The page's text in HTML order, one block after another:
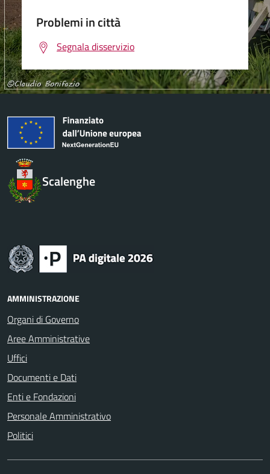
Problemi in città
Segnala disservizio
Scalenghe
AMMINISTRAZIONE
Organi di Governo
Aree Amministrative
Uffici
Documenti e Dati
Enti e Fondazioni
Personale Amministrativo
Politici